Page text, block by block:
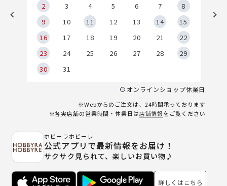
2
3 4 5 6 7
8
9
10 11 12 13 14
15
16
17 18 19 20 21
22
23
24 25 26 27 28
29
30
31
オンラインショップ休業日
※Webからのご注文は、24時間承っております
※各実店舗の営業時間・休業日は店舗情報をご覧ください
ホビーラホビーレ
公式アプリで最新情報をお届け！
サクサク見られて、楽しいお買い物♪
詳しくはこちら